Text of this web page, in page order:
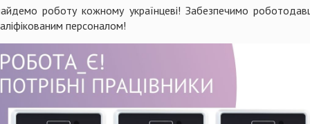
роботу кожному українцеві! Забезпечимо
персоналом!